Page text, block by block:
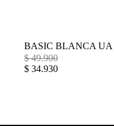
BASIC BLANCA UA
$49.900
$ 34.930